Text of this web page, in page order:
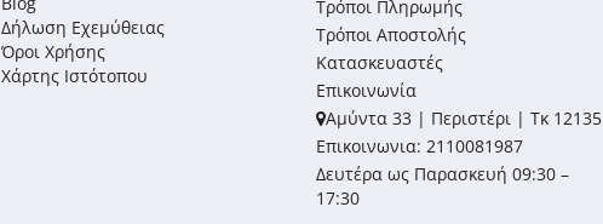
Δήλωση Εχεμύθειας
Όροι Χρήσης
Χάρτης Ιστότοπου
Τρόποι Πληρωμής
Τρόποι Αποστολής
Κατασκευαστές
Επικοινωνία
Αμύντα 33 | Περιστέρι | Τκ 12135
Επικοινωνια: 2110081987
Δευτέρα ως Παρασκευή 09:30 –
17:30